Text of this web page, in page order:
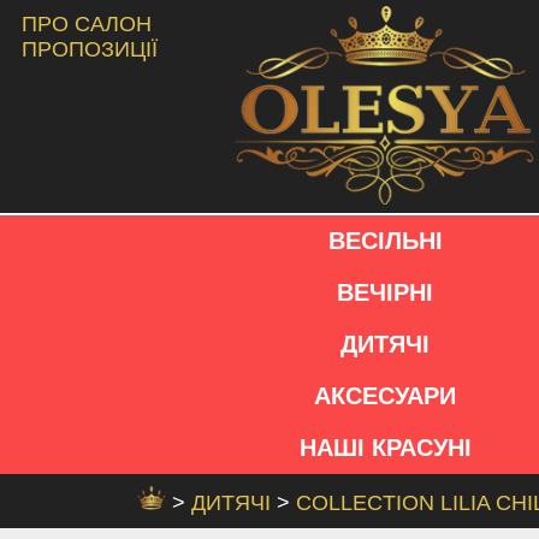
ПРО САЛОН
ПРОПОЗИЦІЇ
ВЕСІЛЬНІ
ВЕЧІРНІ
ДИТЯЧІ
АКСЕСУАРИ
НАШІ КРАСУНІ
> ДИТЯЧІ > COLLECTION LILIA